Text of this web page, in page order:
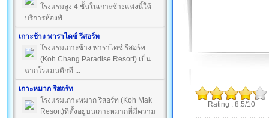
โรงแรมสูง 4 ชั้นในเกาะช้างแห่งนี้ให้
บริการห้องพั ...
เกาะช้าง พาราไดซ์ รีสอร์ท
โรงแรมเกาะช้าง พาราไดซ์ รีสอร์ท
(Koh Chang Paradise Resort) เป็น
ฉากโรแมนติกที ...
เกาะหมาก รีสอร์ท
โรงแรมเกาะหมาก รีสอร์ท (Koh Mak
Resort)ที่ตั้งอยู่บนเกาะหมากที่มีความ
Rating : 8.5/10